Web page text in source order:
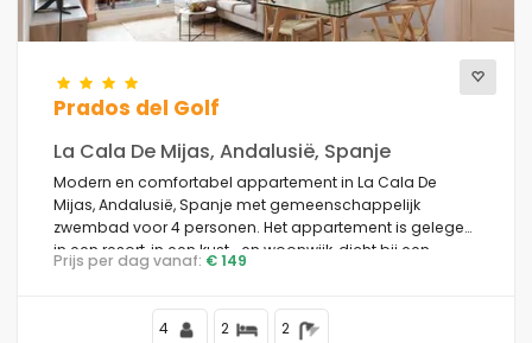
Prados del Golf
La Cala De Mijas, Andalusië, Spanje
Modern en comfortabel appartement in La Cala De
Mijas, Andalusië, Spanje met gemeenschappelijk
zwembad voor 4 personen. Het appartement is gelegen
in een resort, in een kust- en woonwijk, dicht bij een
golfbaan, restaurants en bars, en supermarkten, 1 km van
Middellandse Zee.
Prijs per dag vanaf: € 149
4 2 2